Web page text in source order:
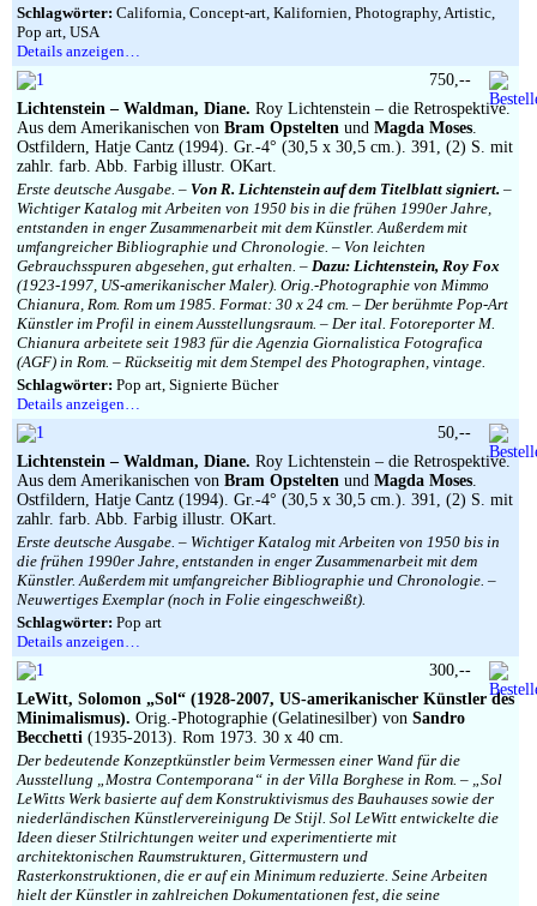
Schlagwörter: California, Concept-art, Kalifornien, Photography, Artistic,
Pop art, USA
Details anzeigen…
Lichtenstein – Waldman, Diane. Roy Lichtenstein – die Retrospektive.
Aus dem Amerikanischen von Bram Opstelten und Magda Moses.
Ostfildern, Hatje Cantz (1994). Gr.-4° (30,5 x 30,5 cm.). 391, (2) S. mit
zahlr. farb. Abb. Farbig illustr. OKart.
Erste deutsche Ausgabe. – Von R. Lichtenstein auf dem Titelblatt signiert. –
Wichtiger Katalog mit Arbeiten von 1950 bis in die frühen 1990er Jahre,
entstanden in enger Zusammenarbeit mit dem Künstler. Außerdem mit
umfangreicher Bibliographie und Chronologie. – Von leichten
Gebrauchsspuren abgesehen, gut erhalten. – Dazu: Lichtenstein, Roy Fox
(1923-1997, US-amerikanischer Maler). Orig.-Photographie von Mimmo
Chianura, Rom. Rom um 1985. Format: 30 x 24 cm. – Der berühmte Pop-Art
Künstler im Profil in einem Ausstellungsraum. – Der ital. Fotoreporter M.
Chianura arbeitete seit 1983 für die Agenzia Giornalistica Fotografica
(AGF) in Rom. – Rückseitig mit dem Stempel des Photographen, vintage.
Schlagwörter: Pop art, Signierte Bücher
Details anzeigen…
750,--
Lichtenstein – Waldman, Diane. Roy Lichtenstein – die Retrospektive.
Aus dem Amerikanischen von Bram Opstelten und Magda Moses.
Ostfildern, Hatje Cantz (1994). Gr.-4° (30,5 x 30,5 cm.). 391, (2) S. mit
zahlr. farb. Abb. Farbig illustr. OKart.
Erste deutsche Ausgabe. – Wichtiger Katalog mit Arbeiten von 1950 bis in
die frühen 1990er Jahre, entstanden in enger Zusammenarbeit mit dem
Künstler. Außerdem mit umfangreicher Bibliographie und Chronologie. –
Neuwertiges Exemplar (noch in Folie eingeschweißt).
Schlagwörter: Pop art
Details anzeigen…
50,--
LeWitt, Solomon „Sol“ (1928-2007, US-amerikanischer Künstler des
Minimalismus). Orig.-Photographie (Gelatinesilber) von Sandro
Becchetti (1935-2013). Rom 1973. 30 x 40 cm.
Der bedeutende Konzeptkünstler beim Vermessen einer Wand für die
Ausstellung „Mostra Contemporana“ in der Villa Borghese in Rom. – „Sol
LeWitts Werk basierte auf dem Konstruktivismus des Bauhauses sowie der
niederländischen Künstlervereinigung De Stijl. Sol LeWitt entwickelte die
Ideen dieser Stilrichtungen weiter und experimentierte mit
architektonischen Raumstrukturen, Gittermustern und
Rasterkonstruktionen, die er auf ein Minimum reduzierte. Seine Arbeiten
hielt der Künstler in zahlreichen Dokumentationen fest, die seine
300,--